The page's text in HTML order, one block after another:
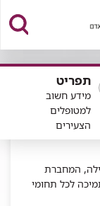
תפריט
מידע חשוב
למטופלים
הצעירים
המחברת
לכל תחומי